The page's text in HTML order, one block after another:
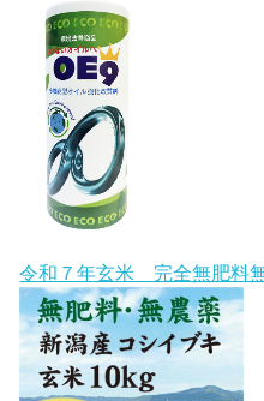
令和７年玄米 完全無肥料